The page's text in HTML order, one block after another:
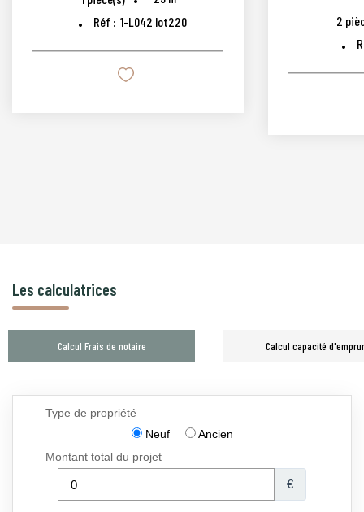
Réf : 1-L042 lot220 2
Les calculatrices
Calcul Frais de notaire Calcul capacité